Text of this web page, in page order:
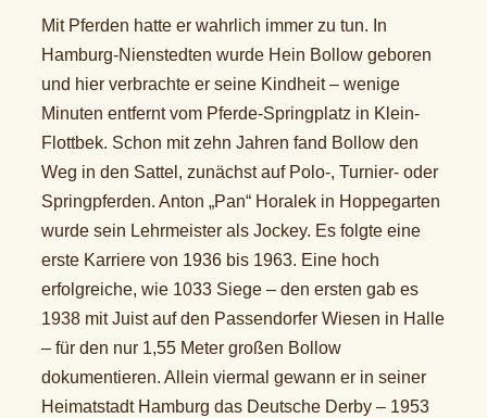
Mit Pferden hatte er wahrlich immer zu tun. In
Hamburg-Nienstedten wurde Hein Bollow geboren
und hier verbrachte er seine Kindheit – wenige
Minuten entfernt vom Pferde-Springplatz in Klein-
Flottbek. Schon mit zehn Jahren fand Bollow den
Weg in den Sattel, zunächst auf Polo-, Turnier- oder
Springpferden. Anton „Pan“ Horalek in Hoppegarten
wurde sein Lehrmeister als Jockey. Es folgte eine
erste Karriere von 1936 bis 1963. Eine hoch
erfolgreiche, wie 1033 Siege – den ersten gab es
1938 mit Juist auf den Passendorfer Wiesen in Halle
– für den nur 1,55 Meter großen Bollow
dokumentieren. Allein viermal gewann er in seiner
Heimatstadt Hamburg das Deutsche Derby – 1953